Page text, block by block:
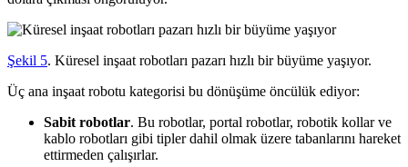
Şekil 5. Küresel inşaat robotları pazarı hızlı bir büyüme yaşıyor.
Üç ana inşaat robotu kategorisi bu dönüşüme öncülük ediyor:
Sabit robotlar. Bu robotlar, portal robotlar, robotik kollar ve
kablo robotları gibi tipler dahil olmak üzere tabanlarını hareket
ettirmeden çalışırlar.